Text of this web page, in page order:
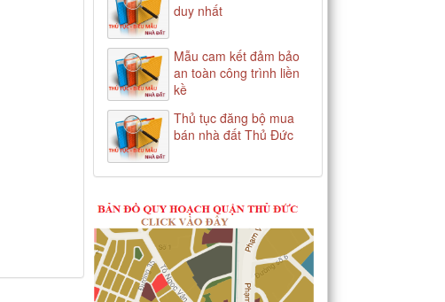
duy nhất
Mẫu cam kết đảm bảo
an toàn công trình liền
kề
Thủ tục đăng bộ mua
bán nhà đất Thủ Đức